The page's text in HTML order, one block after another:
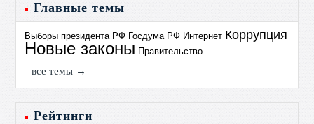
Главные темы
Выборы президента РФ Госдума РФ Интернет Коррупция
Новые законы Правительство
все темы →
Рейтинги